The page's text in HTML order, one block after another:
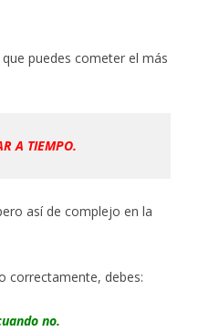
puedes cometer el más
A TIEMPO.
así de complejo en la
correctamente, debes:
no.